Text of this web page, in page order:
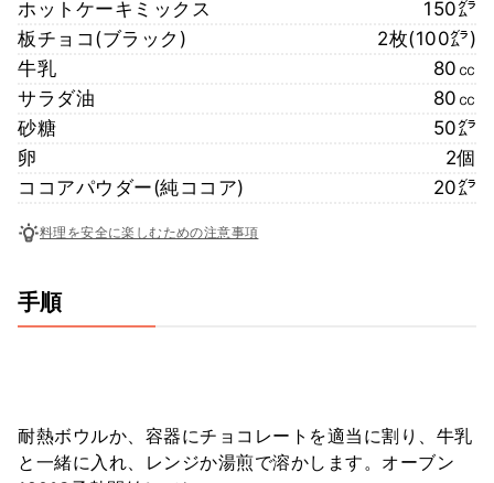
ホットケーキミックス
150㌘
板チョコ(ブラック)
2枚(100㌘)
牛乳
80㏄
サラダ油
80㏄
砂糖
50㌘
卵
2個
ココアパウダー(純ココア)
20㌘
料理を安全に楽しむための注意事項
手順
耐熱ボウルか、容器にチョコレートを適当に割り、牛乳
と一緒に入れ、レンジか湯煎で溶かします。オーブン